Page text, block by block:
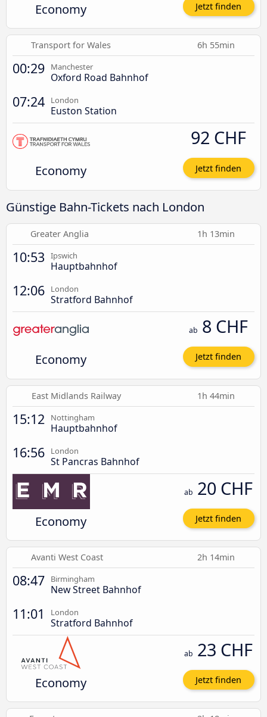
Economy Jetzt finden
Transport for Wales 6h 55min
00:29 Manchester
Oxford Road Bahnhof
07:24 London
Euston Station
Economy
92 CHF
Jetzt finden
Günstige Bahn-Tickets nach London
Greater Anglia 1h 13min
10:53 Ipswich
Hauptbahnhof
12:06 London
Stratford Bahnhof
Economy
ab 8 CHF
Jetzt finden
East Midlands Railway 1h 44min
15:12 Nottingham
Hauptbahnhof
16:56 London
St Pancras Bahnhof
Economy
ab 20 CHF
Jetzt finden
Avanti West Coast 2h 14min
08:47 Birmingham
New Street Bahnhof
11:01 London
Stratford Bahnhof
Economy
ab 23 CHF
Jetzt finden